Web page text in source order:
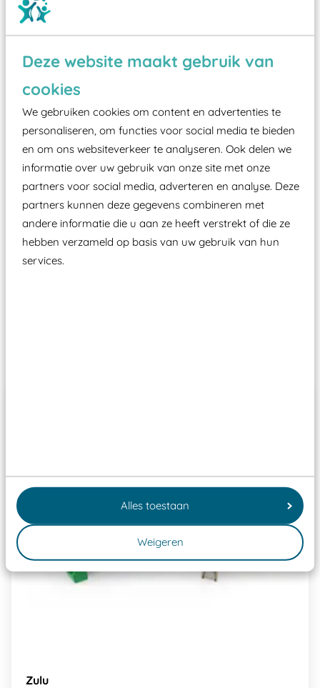
Deze website maakt gebruik van
cookies
We gebruiken cookies om content en advertenties te
personaliseren, om functies voor social media te bieden
en om ons websiteverkeer te analyseren. Ook delen we
informatie over uw gebruik van onze site met onze
partners voor social media, adverteren en analyse. Deze
partners kunnen deze gegevens combineren met
andere informatie die u aan ze heeft verstrekt of die ze
hebben verzameld op basis van uw gebruik van hun
services.
Alles toestaan
Weigeren
Wist je dat:
Vanaf een valhoogte van 1,5 meter een speciale
valondergrond onder speeltoestellen verplicht is
zoals kunstgras, rubber tegels of boomschors?
Elk speeltoestel in de openbare ruimte voorzien
moet zijn van een typekeuring, -plaatje en
certificering, uitgegeven door een Nederlands
aangewezen keuringsinstantie?
Wij ook speeltoestellen kunnen laten keuren zodat
Zulu